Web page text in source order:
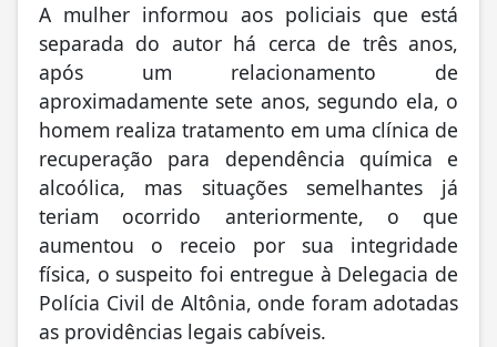
A mulher informou aos policiais que está
separada do autor há cerca de três anos,
após um relacionamento de
aproximadamente sete anos, segundo ela, o
homem realiza tratamento em uma clínica de
recuperação para dependência química e
alcoólica, mas situações semelhantes já
teriam ocorrido anteriormente, o que
aumentou o receio por sua integridade
física, o suspeito foi entregue à Delegacia de
Polícia Civil de Altônia, onde foram adotadas
as providências legais cabíveis.